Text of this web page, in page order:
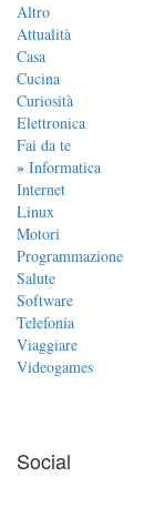
Altro
Attualità
Casa
Cucina
Curiosità
Elettronica
Fai da te
» Informatica
Internet
Linux
Motori
Programmazione
Salute
Software
Telefonia
Viaggiare
Videogames
Social